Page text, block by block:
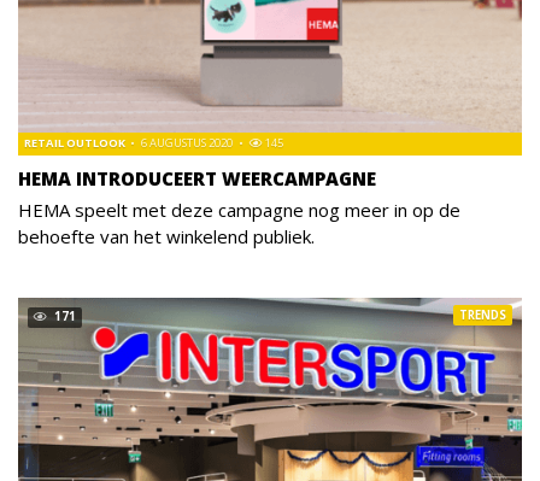
HEMA INTRODUCEERT WEERCAMPAGNE
RETAIL OUTLOOK 6 AUGUSTUS 2020 145
HEMA speelt met deze campagne nog meer in op de
behoefte van het winkelend publiek.
171 TRENDS